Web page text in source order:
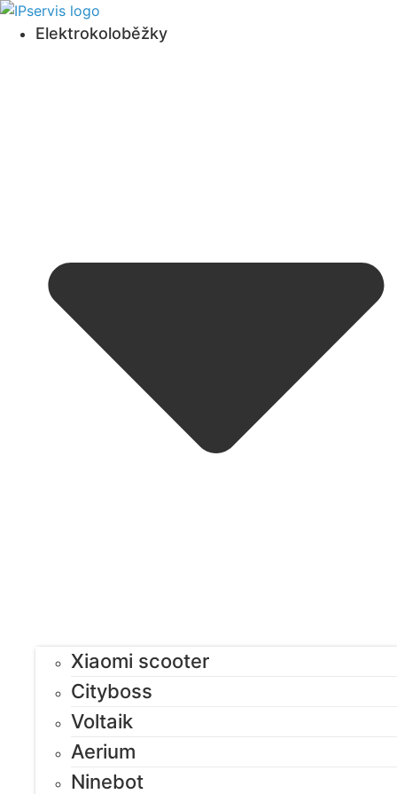
Přejít
Elektrokoloběžky
Xiaomi scooter
Cityboss
Voltaik
Aerium
Ninebot